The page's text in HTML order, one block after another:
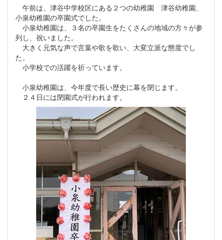
午前は、津谷中学校区にある２つの幼稚園 津谷幼稚園、
小泉幼稚園の卒園式でした。
小泉幼稚園は、３名の卒園生をたくさんの地域の方々が参
列し、祝いました。
大きく元気な声で言葉や歌を歌い、大変立派な態度でし
た。
小学校での活躍を祈っています。
小泉幼稚園は、今年度で長い歴史に幕を閉じます。
２４日には閉園式が行われます。